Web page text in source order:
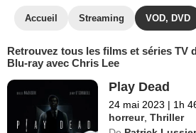
Accueil Streaming VOD, DVD
Retrouvez tous les films et séries TV
Blu-ray avec Chris Lee
Play Dead
24 mai 2023 | 1h
horreur,Thriller